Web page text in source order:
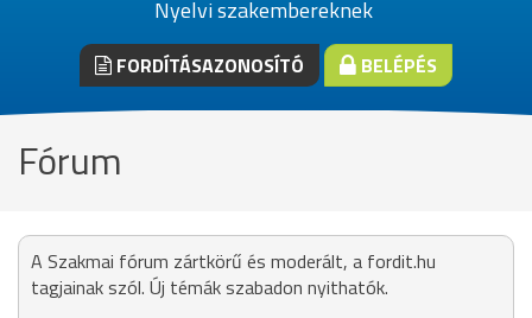
Nyelvi szakembereknek
FORDÍTÁSAZONOSÍTÓ BELÉPÉS
Fórum
A Szakmai fórum zártkörű és moderált, a fordit.hu
tagjainak szól. Új témák szabadon nyithatók.